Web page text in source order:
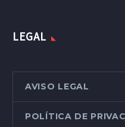
LEGAL
AVISO LEGAL
POLÍTICA DE